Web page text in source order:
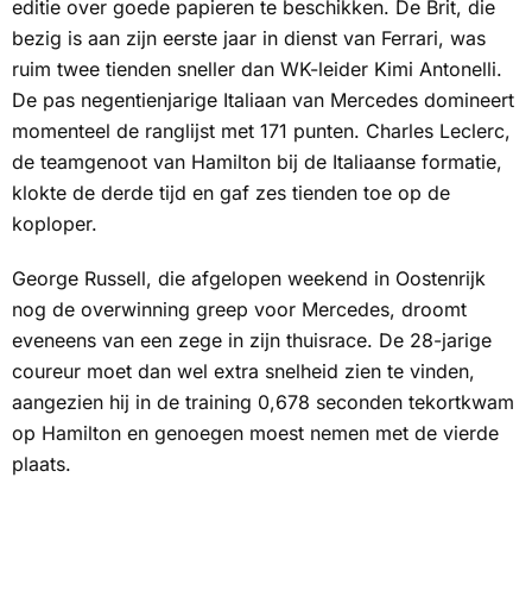
editie over goede papieren te beschikken. De Brit, die
bezig is aan zijn eerste jaar in dienst van Ferrari, was
ruim twee tienden sneller dan WK-leider Kimi Antonelli.
De pas negentienjarige Italiaan van Mercedes domineert
momenteel de ranglijst met 171 punten. Charles Leclerc,
de teamgenoot van Hamilton bij de Italiaanse formatie,
klokte de derde tijd en gaf zes tienden toe op de
koploper.
George Russell, die afgelopen weekend in Oostenrijk
nog de overwinning greep voor Mercedes, droomt
eveneens van een zege in zijn thuisrace. De 28-jarige
coureur moet dan wel extra snelheid zien te vinden,
aangezien hij in de training 0,678 seconden tekortkwam
op Hamilton en genoegen moest nemen met de vierde
plaats.